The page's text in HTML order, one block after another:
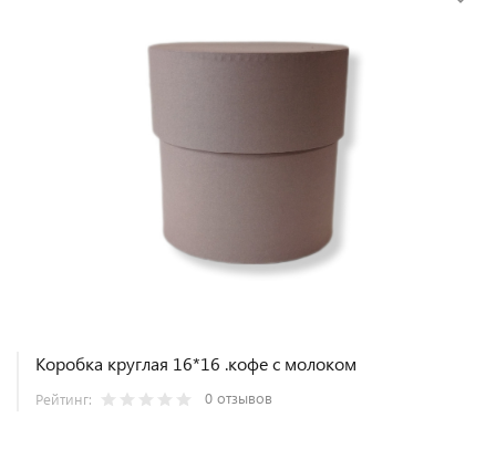
Коробка круглая 16*16 .кофе с молоком
Рейтинг: 0 отзывов